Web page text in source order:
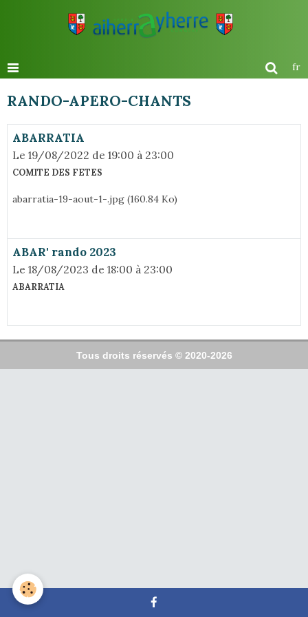
fr
RANDO-APERO-CHANTS
ABARRATIA
Le 19/08/2022 de 19:00 à 23:00
COMITE DES FETES
abarratia-19-aout-1-.jpg (160.84 Ko)
ABAR' rando 2023
Le 18/08/2023 de 18:00 à 23:00
ABARRATIA
Tous droits réservés © 2020-2026